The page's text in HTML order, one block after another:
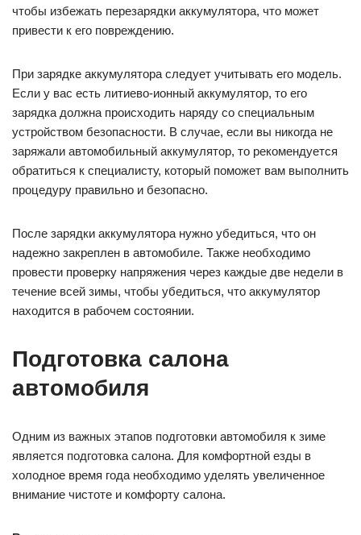
чтобы избежать перезарядки аккумулятора, что может
привести к его повреждению.
При зарядке аккумулятора следует учитывать его модель.
Если у вас есть литиево-ионный аккумулятор, то его
зарядка должна происходить наряду со специальным
устройством безопасности. В случае, если вы никогда не
заряжали автомобильный аккумулятор, то рекомендуется
обратиться к специалисту, который поможет вам выполнить
процедуру правильно и безопасно.
После зарядки аккумулятора нужно убедиться, что он
надежно закреплен в автомобиле. Также необходимо
провести проверку напряжения через каждые две недели в
течение всей зимы, чтобы убедиться, что аккумулятор
находится в рабочем состоянии.
Подготовка салона
автомобиля
Одним из важных этапов подготовки автомобиля к зиме
является подготовка салона. Для комфортной езды в
холодное время года необходимо уделять увеличенное
внимание чистоте и комфорту салона.